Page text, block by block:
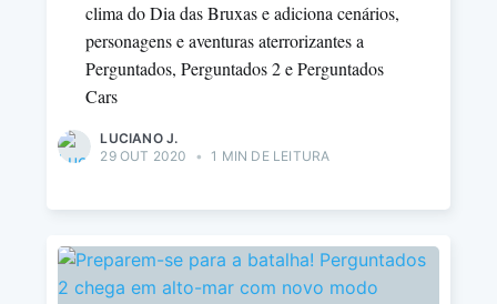
clima do Dia das Bruxas e adiciona cenários,
personagens e aventuras aterrorizantes a
Perguntados, Perguntados 2 e Perguntados
Cars
LUCIANO J.
29 OUT 2020
• 1 MIN DE LEITURA